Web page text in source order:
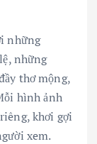
những
những
thơ mộng,
hình ảnh
khơi gợi
xem.